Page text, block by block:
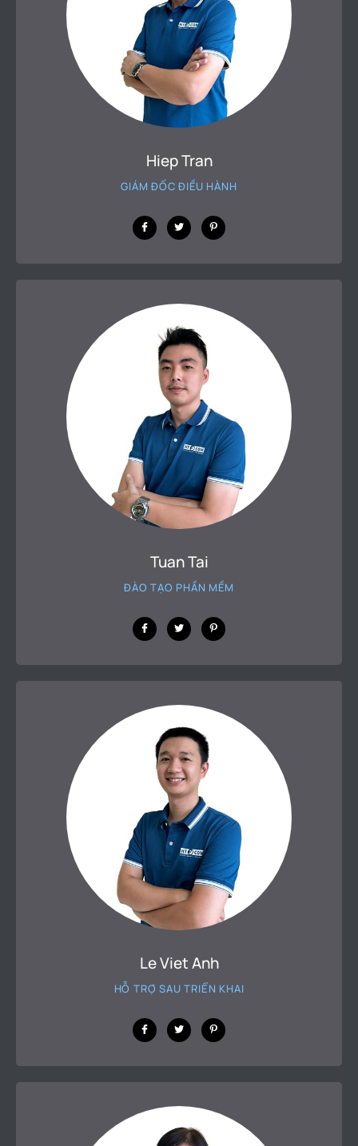
Hiep Tran
GIÁM ĐỐC ĐIỀU HÀNH
Tuan Tai
ĐÀO TẠO PHẦN MỀM
Le Viet Anh
HỖ TRỢ SAU TRIỂN KHAI